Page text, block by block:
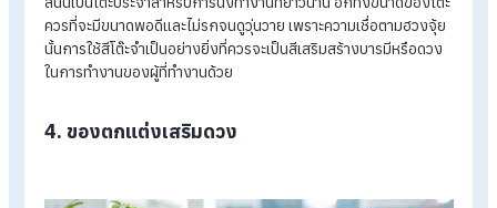
ทำงานไม่ราบรื่น
3. สีและขนาดของโต๊ะทำงาน